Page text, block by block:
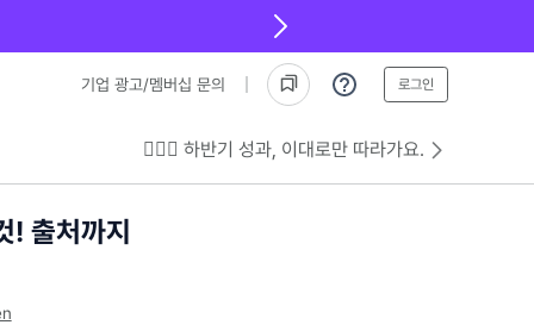
기업 광고/멤버십 문의 로그인
💁🏻‍♂️ 하반기 성과, 이대로만 따라가요.
! 출처까지